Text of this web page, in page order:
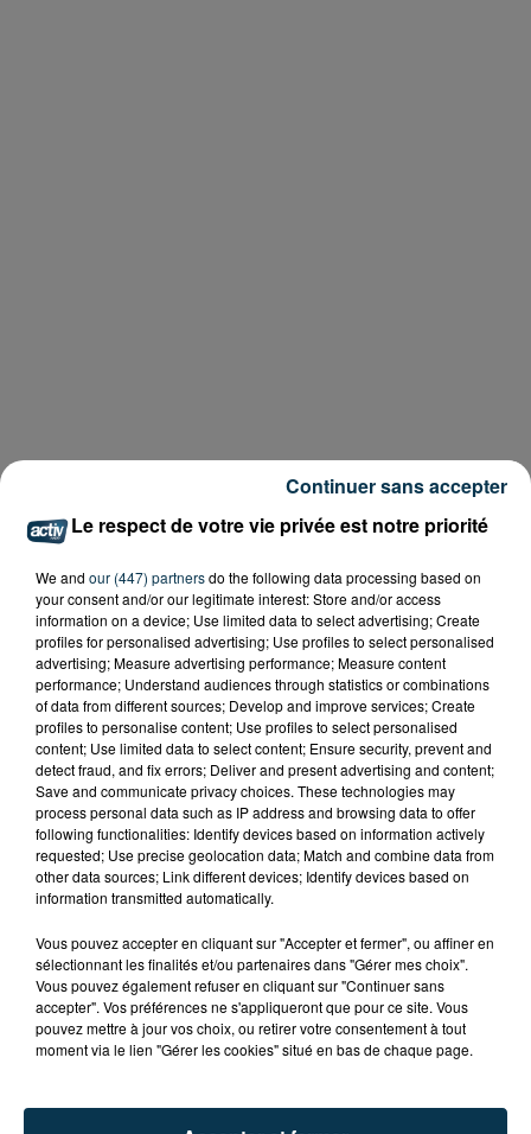
TITRES DIFFUSÉS
18h50
18h50 18h45
18h45
Le respect de votre vie privée est notre priorité
We and our (447) partnersdo the following data processing based on
your consent and/or our legitimate interest: Store and/or access
information on a device; Use limited data to select advertising; Create
profiles for personalised advertising; Use profiles to select personalised
advertising; Measure advertising performance; Measure content
performance; Understand audiences through statistics or combinations
of data from different sources; Develop and improve services; Create
profiles to personalise content; Use profiles to select personalised
content; Use limited data to select content; Ensure security, prevent and
detect fraud, and fix errors; Deliver and present advertising and content;
Save and communicate privacy choices. These technologies may
process personal data such as IP address and browsing data to offer
following functionalities: Identify devices based on information actively
requested; Use precise geolocation data; Match and combine data from
other data sources; Link different devices; Identify devices based on
information transmitted automatically.
Vous pouvez accepter en cliquant sur "Accepter et fermer", ou affiner en
sélectionnant les finalités et/ou partenaires dans "Gérer mes choix".
Vous pouvez également refuser en cliquant sur "Continuer sans
accepter". Vos préférences ne s'appliqueront que pour ce site. Vous
pouvez mettre à jour vos choix, ou retirer votre consentement à tout
moment via le lien "Gérer les cookies" situé en bas de chaque page.
Continuer sans accepter